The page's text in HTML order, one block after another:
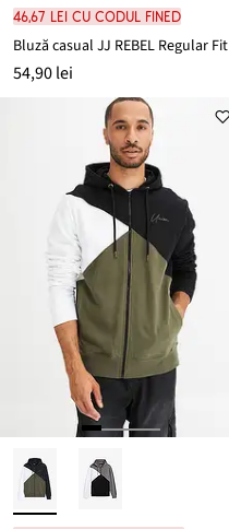
46,67 lei cu codul FINED
Bluză casual JJ REBEL Regular Fit
54,90 lei